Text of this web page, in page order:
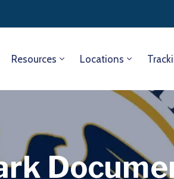
Resources Locations